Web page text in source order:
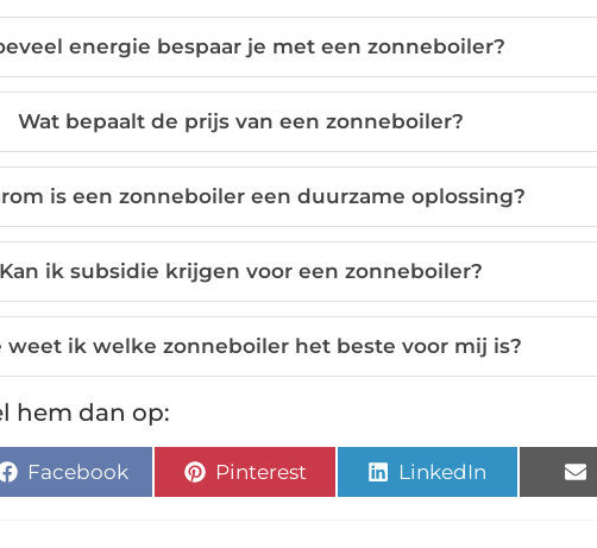
energie bespaar je met een zonneboiler?
Wat bepaalt de prijs van een zonneboiler?
is een zonneboiler een duurzame oplossing?
Kan ik subsidie krijgen voor een zonneboiler?
weet ik welke zonneboiler het beste voor mij is?
hem dan op:
Facebook Pinterest LinkedIn